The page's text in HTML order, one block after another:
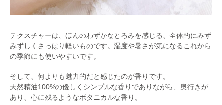
テクスチャーは、ほんのわずかなとろみを感じる、全体的にみず
みずしくさっぱり軽いものです。湿度や暑さが気になるこれから
の季節にも使いやすいです。
そして、何よりも魅力的だと感じたのが香りです。
天然精油100%の優しくシンプルな香りでありながら、奥行きが
あり、心に残るようなボタニカルな香り。